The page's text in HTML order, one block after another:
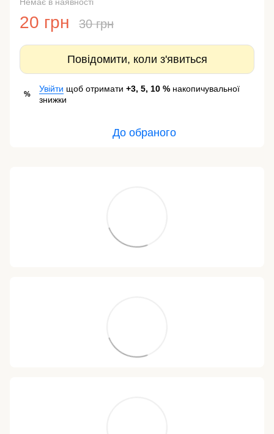
20 грн 30 грн
Повідомити, коли з'явиться
%
Увійти щоб отримати +3, 5, 10 % накопичувальної
знижки
До обраного